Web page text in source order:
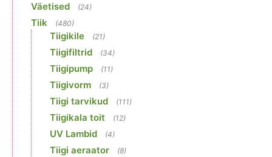
Väetised (24)
Tiik (480)
Tiigikile (21)
Tiigifiltrid (34)
Tiigipump (11)
Tiigivorm (3)
Tiigi tarvikud (111)
Tiigikala toit (12)
UV Lambid (4)
Tiigi aeraator (8)